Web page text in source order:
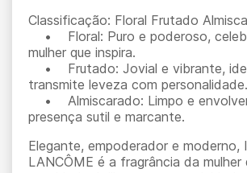
Classificação: Floral Frutado
• Floral: Puro e poderoso,
mulher que inspira.
• Frutado: Jovial e vibrante,
transmite leveza com personalidade.
• Almiscarado: Limpo e
presença sutil e marcante.
Elegante, empoderador e moderno,
LANCÔME é a fragrância da mulher